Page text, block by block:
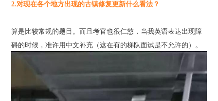
2.对现在各个地方出现的古镇修复更新什么看法？
算是比较常规的题目。而且考官也很仁慈，当我英语表达出现障
碍的时候，准许用中文补充（这在有的梯队面试是不允许的）。